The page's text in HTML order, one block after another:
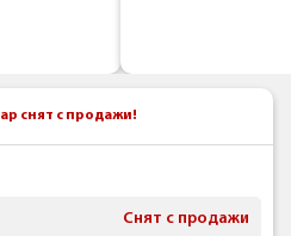
снят с продажи!
Снят с продажи